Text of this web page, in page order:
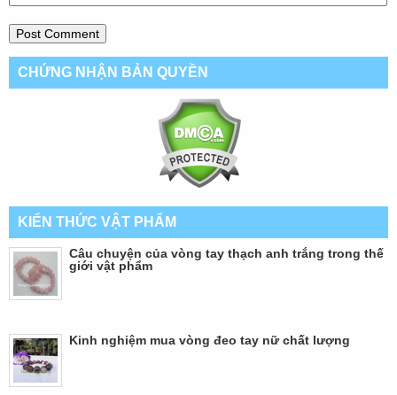
CHỨNG NHẬN BẢN QUYỀN
KIẾN THỨC VẬT PHẨM
Câu chuyện của vòng tay thạch anh trắng trong thế
giới vật phẩm
Kinh nghiệm mua vòng đeo tay nữ chất lượng